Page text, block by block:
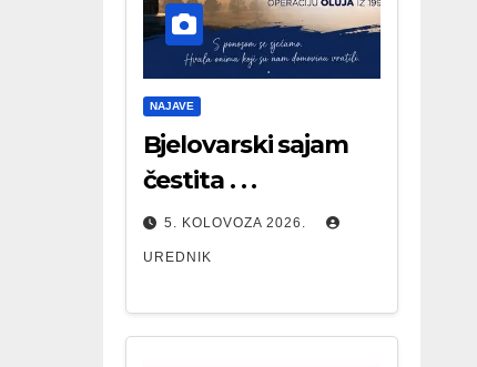
NAJAVE
Bjelovarski sajam
čestita . . .
5. KOLOVOZA 2026.
UREDNIK